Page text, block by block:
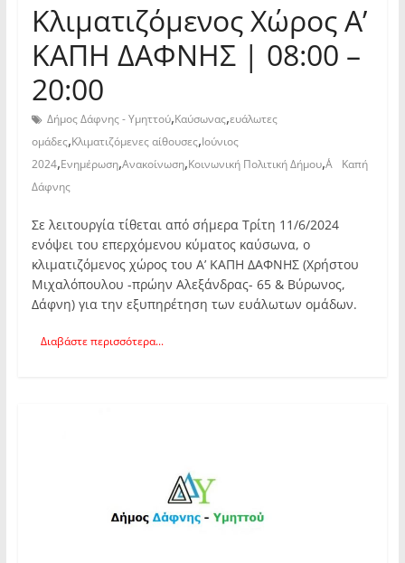
Κλιματιζόμενος Χώρος Α’
ΚΑΠΗ ΔΑΦΝΗΣ | 08:00 –
20:00
Δήμος Δάφνης - Υμηττού,Καύσωνας,ευάλωτες
ομάδες,Κλιματιζόμενες αίθουσες,Ιούνιος
2024,Ενημέρωση,Ανακοίνωση,Κοινωνική Πολιτική Δήμου,Α΄ Καπή
Δάφνης
Σε λειτουργία τίθεται από σήμερα Τρίτη 11/6/2024
ενόψει του επερχόμενου κύματος καύσωνα, ο
κλιματιζόμενος χώρος του Α’ ΚΑΠΗ ΔΑΦΝΗΣ (Χρήστου
Μιχαλόπουλου -πρώην Αλεξάνδρας- 65 & Βύρωνος,
Δάφνη) για την εξυπηρέτηση των ευάλωτων ομάδων.
Διαβάστε περισσότερα...